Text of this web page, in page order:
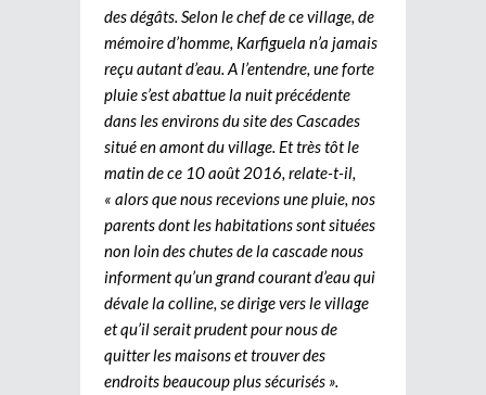
des dégâts. Selon le chef de ce village, de
mémoire d’homme, Karfiguela n’a jamais
reçu autant d’eau. A l’entendre, une forte
pluie s’est abattue la nuit précédente
dans les environs du site des Cascades
situé en amont du village. Et très tôt le
matin de ce 10 août 2016, relate-t-il,
« alors que nous recevions une pluie, nos
parents dont les habitations sont situées
non loin des chutes de la cascade nous
informent qu’un grand courant d’eau qui
dévale la colline, se dirige vers le village
et qu’il serait prudent pour nous de
quitter les maisons et trouver des
endroits beaucoup plus sécurisés ».